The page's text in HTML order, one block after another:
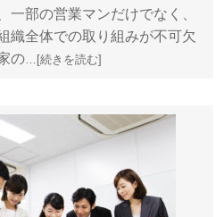
一部の営業マンだけでなく、
織全体での取り組みが不可欠
の…[続きを読む]